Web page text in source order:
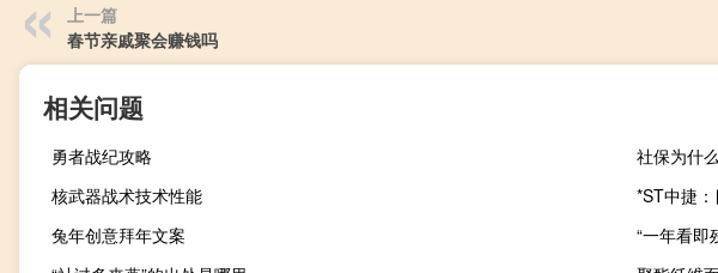
上一篇
春节亲戚聚会赚钱吗
相关问题
勇者战纪攻略
社保为什
核武器战术技术性能
*ST中捷
兔年创意拜年文案
“一年看即